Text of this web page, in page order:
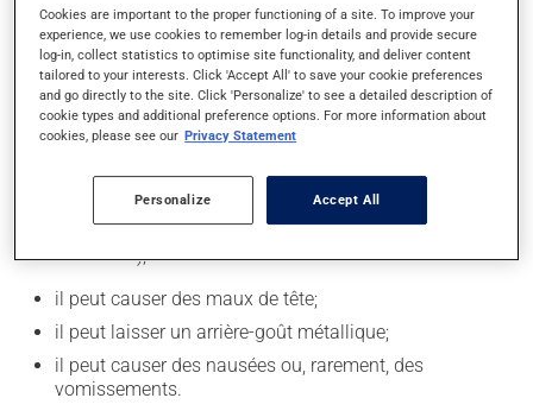
prenez-la dès que vous y pensez. S'il est presque
l'heure de votre dose suivante, laissez simplement
tomber la dose oubliée. Ne doublez pas la dose
suivante pour tenter de vous rattraper.
En plus de ses effets recherchés, ce produit peut à
l'occasion entraîner certains effets indésirables (effets
secondaires), notamment :
il peut causer des maux de tête;
il peut laisser un arrière-goût métallique;
il peut causer des nausées ou, rarement, des
vomissements.
Cookies are important to the proper functioning of a site. To improve your
experience, we use cookies to remember log-in details and provide secure
log-in, collect statistics to optimise site functionality, and deliver content
tailored to your interests. Click 'Accept All' to save your cookie preferences
and go directly to the site. Click 'Personalize' to see a detailed description of
cookie types and additional preference options. For more information about
cookies, please see our Privacy Statement
Personalize Accept All